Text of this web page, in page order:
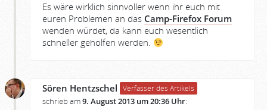
Es wäre wirklich sinnvoller wenn ihr euch mit
euren Problemen an das Camp-Firefox Forum
wenden würdet, da kann euch wesentlich
schneller geholfen werden.
Sören Hentzschel Verfasser des Artikels
schrieb am9. August 2013 um 20:36 Uhr: